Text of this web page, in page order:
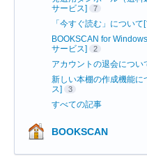
サービス]
7
「今すぐ読む」につい
BOOKSCAN for
サービス]
2
アカウントの退会につい
新しい本棚の作成機能に
ス]
3
すべての記事
BOOKSCAN